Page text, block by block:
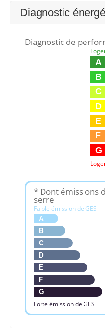
Diagnostic
Diagnostic de
A
B
C
D
E
F
G
* Dont émissions
serre
Faible émission de GES
A
B
C
D
E
F
G
Forte émission de GES